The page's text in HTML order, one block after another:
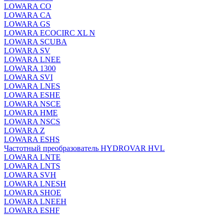
LOWARA CO
LOWARA CA
LOWARA GS
LOWARA ECOCIRC XL N
LOWARA SCUBA
LOWARA SV
LOWARA LNEE
LOWARA 1300
LOWARA SVI
LOWARA LNES
LOWARA ESHE
LOWARA NSCE
LOWARA HME
LOWARA NSCS
LOWARA Z
LOWARA ESHS
Частотный преобразователь HYDROVAR HVL
LOWARA LNTE
LOWARA LNTS
LOWARA SVH
LOWARA LNESH
LOWARA SHOE
LOWARA LNEEH
LOWARA ESHF